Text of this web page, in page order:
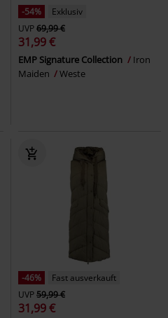
-54%
Exklusiv
UVP69,99 €
31,99 €
EMP Signature Collection
Iron
Maiden
Weste
-46%
Fast ausverkauft
UVP59,99 €
31,99 €